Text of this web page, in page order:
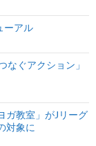
ーアル
ぐアクション」
ガ教室」がJリーグ
対象に